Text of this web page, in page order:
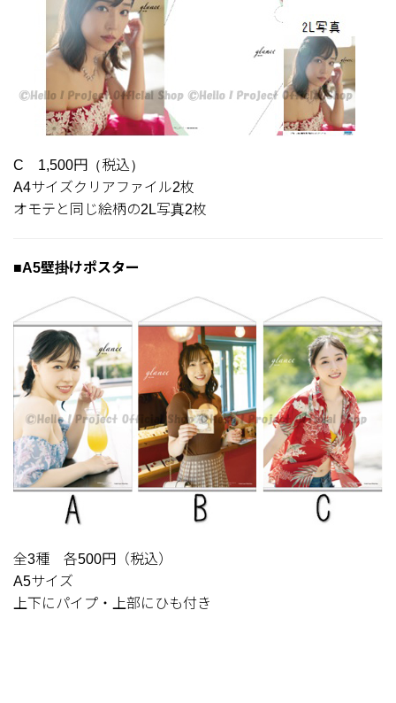
C 1,500円（税込）
A4サイズクリアファイル2枚
オモテと同じ絵柄の2L写真2枚
■A5壁掛けポスター
全3種 各500円（税込）
A5サイズ
上下にパイプ・上部にひも付き